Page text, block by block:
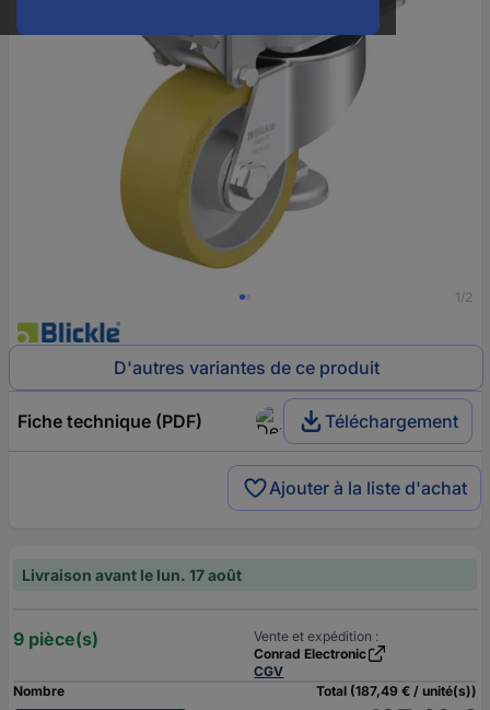
1/2
D'autres variantes de ce produit
Fiche technique (PDF) Téléchargement
Ajouter à la liste d'achat
Livraison avant le lun. 17 août
9 pièce(s)
Vente et expédition :
Conrad Electronic
CGV
Nombre
Total (187,49 € / unité(s))